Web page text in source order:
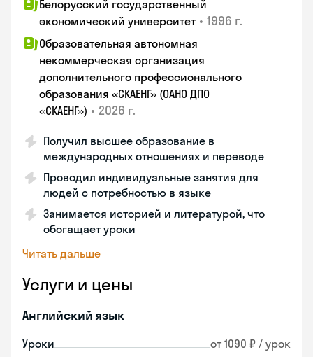
Белорусский государственный
экономический университет • 1996 г.
Образовательная автономная
некоммерческая организация
дополнительного профессионального
образования «СКАЕНГ» (ОАНО ДПО
«СКАЕНГ») • 2026 г.
Получил высшее образование в
международных отношениях и переводе
Проводил индивидуальные занятия для
людей с потребностью в языке
Занимается историей и литературой, что
обогащает уроки
Читать дальше
Услуги и цены
Английский язык
Уроки от 1090 ₽ / урок